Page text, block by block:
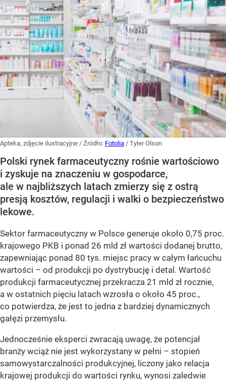
Apteka, zdjęcie ilustracyjne / Źródło: Fotolia / Tyler Olson
Polski rynek farmaceutyczny rośnie wartościowo
i zyskuje na znaczeniu w gospodarce,
ale w najbliższych latach zmierzy się z ostrą
presją kosztów, regulacji i walki o bezpieczeństwo
lekowe.
Sektor farmaceutyczny w Polsce generuje około 0,75 proc.
krajowego PKB i ponad 26 mld zł wartości dodanej brutto,
zapewniając ponad 80 tys. miejsc pracy w całym łańcuchu
wartości – od produkcji po dystrybucję i detal. Wartość
produkcji farmaceutycznej przekracza 21 mld zł rocznie,
a w ostatnich pięciu latach wzrosła o około 45 proc.,
co potwierdza, że jest to jedna z bardziej dynamicznych
gałęzi przemysłu.
Jednocześnie eksperci zwracają uwagę, że potencjał
branży wciąż nie jest wykorzystany w pełni – stopień
samowystarczalności produkcyjnej, liczony jako relacja
krajowej produkcji do wartości rynku, wynosi zaledwie